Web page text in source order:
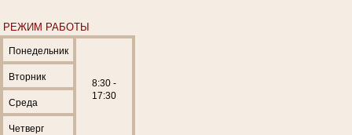
РЕЖИМ РАБОТЫ
Понедельник
8:30 -
17:30
Вторник
Среда
Четверг